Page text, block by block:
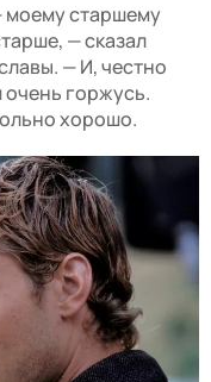
моему старшему
— сказал
— И, честно
очень горжусь.
хорошо.